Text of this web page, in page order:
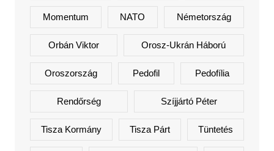
Momentum NATO Németország
Orbán Viktor Orosz-Ukrán Háború
Oroszország Pedofil Pedofília
Rendőrség Szíjjártó Péter
Tisza Kormány Tisza Párt Tüntetés